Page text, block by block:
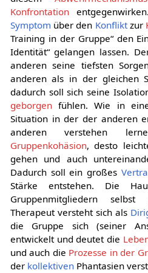
Konfrontation
Symptom über den Konfliktzur
Training in der Gruppe“ den
Identität“ gelangen lassen.
anderen seine tiefsten
anderen als in der gleichen
dadurch soll sich seine
geborgenfühlen. Wie in
Situation in der der anderen
anderen verstehen
Gruppenkohäsion, desto
gehen und auch
Dadurch soll ein großes
Stärke entstehen. Die
Gruppenmitgliedern
Therapeut versteht sich als
die Gruppe sich (seiner
entwickelt und deutet die
und auch die Prozesse in der
der kollektivenPhantasien